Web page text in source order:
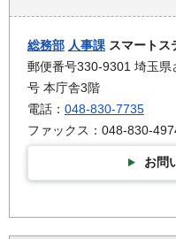
総務部 人事課 スマートス
郵便番号330-9301 埼玉
号 本庁舎3階
電話： 048-830-7735
ファックス：048-830-
お問